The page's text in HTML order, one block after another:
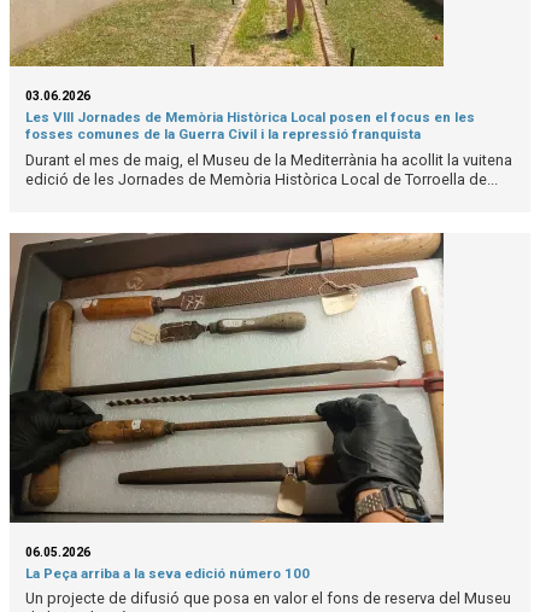
03.06.2026
Les VIII Jornades de Memòria Històrica Local posen el focus en les
fosses comunes de la Guerra Civil i la repressió franquista
Durant el mes de maig, el Museu de la Mediterrània ha acollit la vuitena
edició de les Jornades de Memòria Històrica Local de Torroella de...
06.05.2026
La Peça arriba a la seva edició número 100
Un projecte de difusió que posa en valor el fons de reserva del Museu